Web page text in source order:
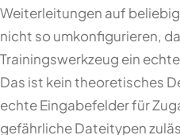
Weiterleitungen auf
nicht so umkonfigurieren,
Trainingswerkzeug ein
Das ist kein theoretisches
echte Eingabefelder für
gefährliche Dateitypen